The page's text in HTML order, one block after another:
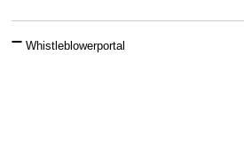
Whistleblowerportal